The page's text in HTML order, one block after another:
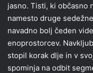
jasno. Tisti, ki občasno
namesto druge
navadno bolj čeden
enoprostorcev.
stopil korak dlje in v
spominja na odbit